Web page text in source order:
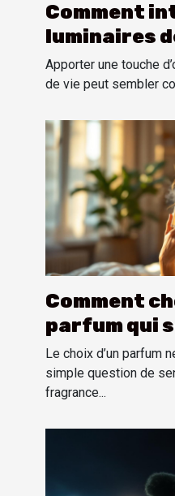
Comment
luminaires
industriel
intérieur
Apporter une touche
de vie peut sembler
Comment
parfum qui
Le choix d’un parfum
simple question de
fragrance...